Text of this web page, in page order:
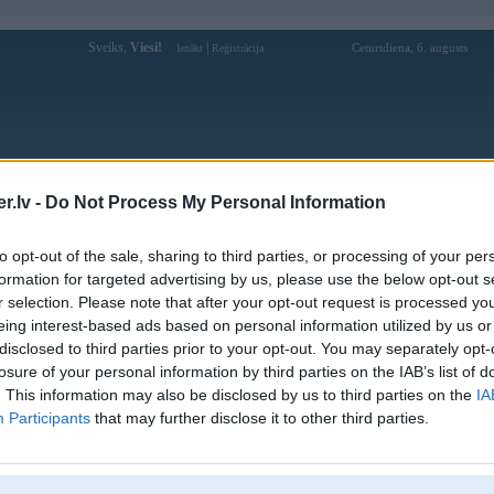
- Do Not Process My Personal Information
opt-out of the sale, sharing to third parties, or processing of your
for targeted advertising by us, please use the below opt-out
selection. Please note that after your opt-out request is processed
interest-based ads based on personal information utilized by us
to third parties prior to your opt-out. You may separately
of your personal information by third parties on the IAB’s list of
This information may also be disclosed by us to third parties on the
Participants that may further disclose it to other third parties.
Sveiks, Viesi! Ienākt Reģistrācija Ceturtdiena, 6. augusts
Forums Galerijas Reģistrācija Lietotāji
Lietotāja jnsns profils
Lietotājvārds:
jnsns
Braucu ar:
84’ 728i
Nodarbošanās:
Students
Ziņojumi forumā:
1
[Pēdējie ziņojumi forumā]